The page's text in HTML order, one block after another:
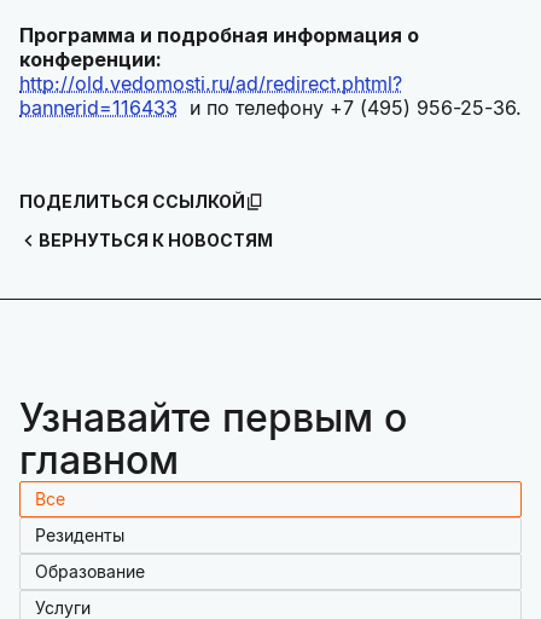
Программа и подробная информация о
конференции:
http://old.vedomosti.ru/ad/redirect.phtml?
bannerid=116433 и по телефону +7 (495) 956-25-36.
ВЕРНУТЬСЯ К НОВОСТЯМ
ПОДЕЛИТЬСЯ ССЫЛКОЙ
Узнавайте первым о
главном
Все
Резиденты
Образование
Услуги